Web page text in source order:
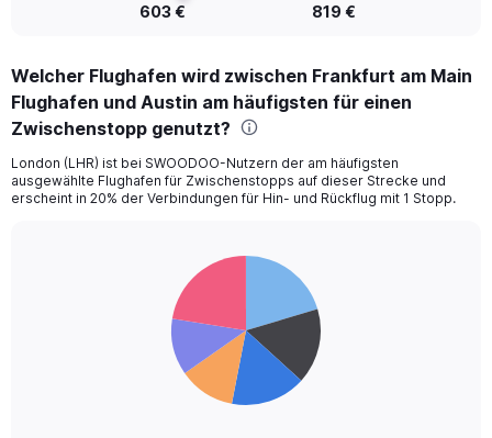
603 € 819 €
Welcher Flughafen wird zwischen Frankfurt am Main
Flughafen und Austin am häufigsten für einen
Zwischenstopp genutzt?
London (LHR) ist bei SWOODOO-Nutzern der am häufigsten
ausgewählte Flughafen für Zwischenstopps auf dieser Strecke und
erscheint in 20% der Verbindungen für Hin- und Rückflug mit 1 Stopp.